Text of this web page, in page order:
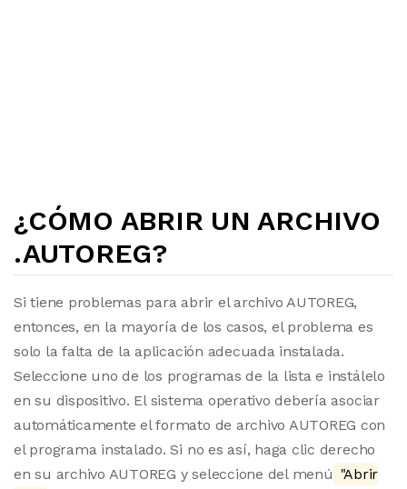
¿CÓMO ABRIR UN ARCHIVO
.AUTOREG?
Si tiene problemas para abrir el archivo AUTOREG,
entonces, en la mayoría de los casos, el problema es
solo la falta de la aplicación adecuada instalada.
Seleccione uno de los programas de la lista e instálelo
en su dispositivo. El sistema operativo debería asociar
automáticamente el formato de archivo AUTOREG con
el programa instalado. Si no es así, haga clic derecho
en su archivo AUTOREG y seleccione del menú "Abrir